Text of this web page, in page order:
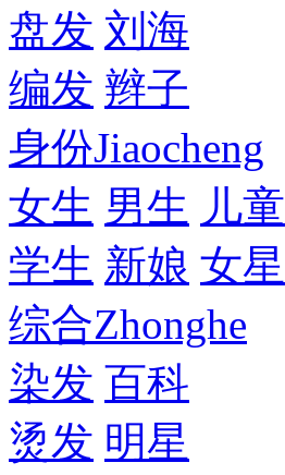
盘发 刘海
编发 辫子
身份Jiaocheng
女生 男生 儿童
学生 新娘 女星
综合Zhonghe
染发 百科
烫发 明星